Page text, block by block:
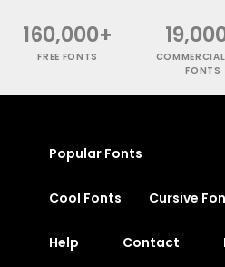
160,000+
FREE FONTS
FONTS
Popular Fonts
Cool Fonts Cursive
Help Contact